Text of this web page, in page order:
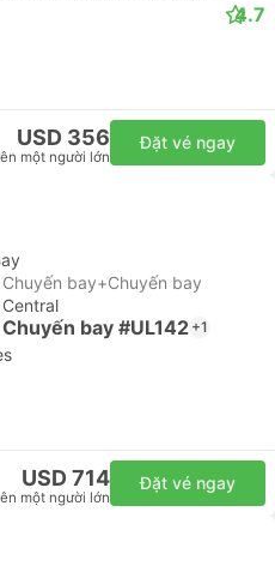
4.7
USD 356
một người lớn
Đặt vé ngay
bay+Chuyến bay
bay #UL142 +1
USD 714
một người lớn
Đặt vé ngay